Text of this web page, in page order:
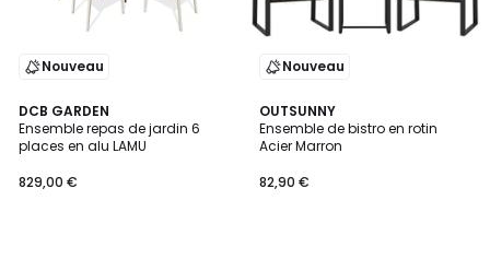
Nouveau
DCB GARDEN
Ensemble repas de jardin 6
places en alu LAMU
829,00 €
Nouveau
OUTSUNNY
Ensemble de bistro en rotin
Acier Marron
82,90 €